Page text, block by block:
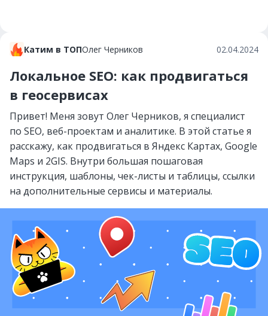
Катим в ТОПОлег Черников 02.04.2024
Локальное SEO: как продвигаться
в геосервисах
Привет! Меня зовут Олег Черников, я специалист
по SEO, веб-проектам и аналитике. В этой статье я
расскажу, как продвигаться в Яндекс Картах, Google
Maps и 2GIS. Внутри большая пошаговая
инструкция, шаблоны, чек-листы и таблицы, ссылки
на дополнительные сервисы и материалы.